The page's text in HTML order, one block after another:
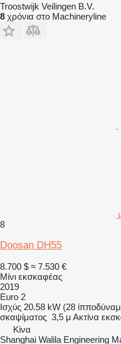
Troostwijk Veilingen B.V.
8 χρόνια στο Machineryline
8
Doosan DH55
8.700 $ ≈ 7.530 €
Μίνι εκσκαφέας
2019
Euro 2
Ισχύς 20.58 kW (28
σκαψίματος 3,5 μ Ακτίνα
Κίνα
Shanghai Walila Engineering